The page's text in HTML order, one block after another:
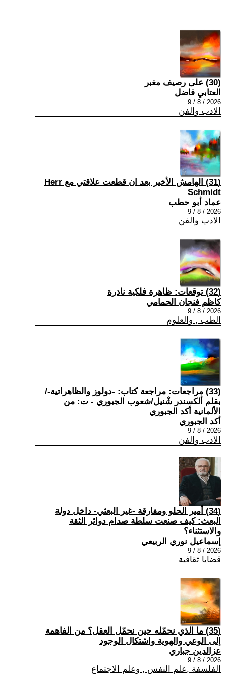
(30) على رصيف مغبر
العتابي فاضل
2026 / 8 / 9
الادب والفن
(31) الهامش الأخير بعد ان قطعت علاقتي مع Herr
Schmidt
عماد أبو حطب
2026 / 8 / 9
الادب والفن
(32) توقعات: ظاهرة فلكية نادرة
كاظم فنجان الحمامي
2026 / 8 / 9
الطب , والعلوم
(33) مراجعات: مراجعة كتاب: -دولوز والظاهراتية-/
بقلم ألكسندر شْنيل/شعوب الجبوري - ت: من
الألمانية أكد الجبوري
أكد الجبوري
2026 / 8 / 9
الادب والفن
(34) أمير الحلو ومفارقة -غير البعثي- داخل دولة
البعث: كيف صنعت سلطة صدام دوائر الثقة
والاستثناء؟
إسماعيل نوري الربيعي
2026 / 8 / 9
قضايا ثقافية
(35) ما الذي نحمّله حين نحمّل العقل؟ من الفاهمة
إلى الوعي والهوية واشتكال الوجود
عزالدين جباري
2026 / 8 / 9
الفلسفة ,علم النفس , وعلم الاجتماع